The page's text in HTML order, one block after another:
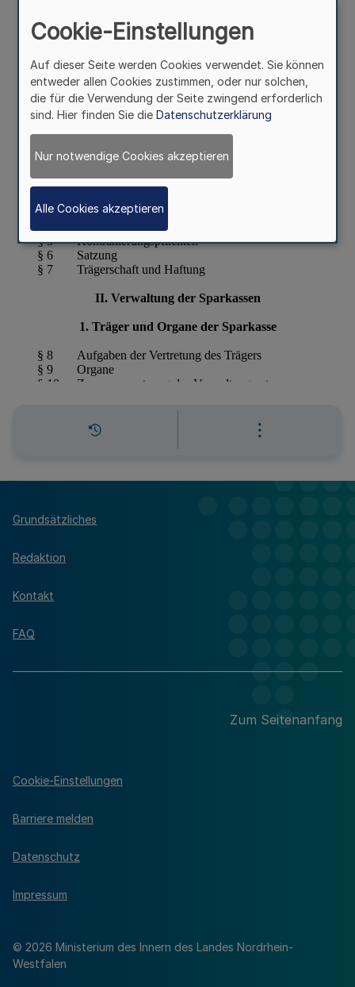
Grundsätzliches
Redaktion
Kontakt
FAQ
Zum Seitenanfang
© 2026 Ministerium des Innern des Landes Nordrhein-
Westfalen
Cookie-Einstellungen
Barriere melden
Datenschutz
Impressum
Cookie-Einstellungen
Auf dieser Seite werden Cookies verwendet. Sie können
entweder allen Cookies zustimmen, oder nur solchen,
die für die Verwendung der Seite zwingend erforderlich
sind. Hier finden Sie die Datenschutzerklärung
Nur notwendige Cookies akzeptieren
Alle Cookies akzeptieren